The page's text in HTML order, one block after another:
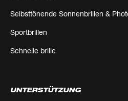
Selbsttönende Sonnenbrillen &
Sportbrillen
Schnelle brille
UNTERSTÜTZUNG